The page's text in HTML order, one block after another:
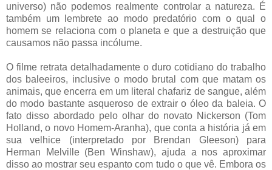
universo) não podemos realmente controlar a natureza. É
também um lembrete ao modo predatório com o qual o
homem se relaciona com o planeta e que a destruição que
causamos não passa incólume.
O filme retrata detalhadamente o duro cotidiano do trabalho
dos baleeiros, inclusive o modo brutal com que matam os
animais, que encerra em um literal chafariz de sangue, além
do modo bastante asqueroso de extrair o óleo da baleia. O
fato disso abordado pelo olhar do novato Nickerson (Tom
Holland, o novo Homem-Aranha), que conta a história já em
sua velhice (interpretado por Brendan Gleeson) para
Herman Melville (Ben Winshaw), ajuda a nos aproximar
disso ao mostrar seu espanto com tudo o que vê. Embora os